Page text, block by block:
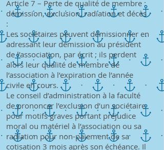
Article 7 – Perte de qualité de membre :
démission, exclusion, radiation et décès
:
Les sociétaires peuvent démissionner en
adressant leur démission au président
de l’association, par écrit ; ils perdent
alors leur qualité de membre de
l’association à l’expiration de l’année
civile en cours.
Le conseil d’administration à la faculté
de prononcer l’exclusion d’un sociétaire
pour motifs graves portant préjudice
moral ou matériel à l’association ou sa
radiation pour non-paiement de sa
cotisation 3 mois après son échéance. Il